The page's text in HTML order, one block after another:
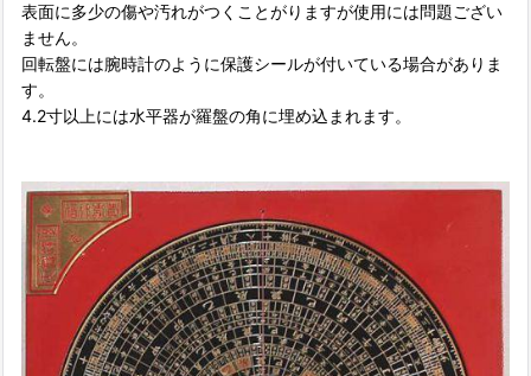
表面に多少の傷や汚れがつくことがりますが使用には問題ござい
ません。
回転盤には腕時計のように保護シールが付いている場合がありま
す。
4.2寸以上には水平器が羅盤の角に埋め込まれます。